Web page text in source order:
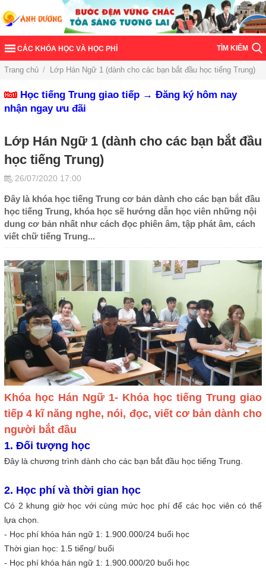
CÁC KHÓA HỌC VÀ HỌC PHÍ TÌM KIẾM
Trang chủ / Lớp Hán Ngữ 1 (dành cho các bạn bắt đầu học tiếng Trung)
Học tiếng Trung giao tiếp → Đăng ký hôm nay
nhận ngay ưu đãi
Lớp Hán Ngữ 1 (dành cho các bạn bắt đầu
học tiếng Trung)
26/07/2020 17:00
Đây là khóa học tiếng Trung cơ bản dành cho các bạn bắt đầu
học tiếng Trung, khóa học sẽ hướng dẫn học viên những nội
dung cơ bản nhất như cách đọc phiên âm, tập phát âm, cách
viết chữ tiếng Trung...
Khóa học Hán Ngữ 1- Khóa học tiếng Trung giao
tiếp 4 kĩ năng nghe, nói, đọc, viết cơ bản dành cho
người bắt đầu
1. Đối tượng học
Đây là chương trình dành cho các bạn bắt đầu học tiếng Trung.
2. Học phí và thời gian học
Có 2 khung giờ học với cùng mức học phí để các học viên có thể
lựa chọn.
- Học phí khóa hán ngữ 1: 1.900.000/24 buổi học
Thời gian học: 1.5 tiếng/ buổi
- Học phí khóa hán ngữ 1: 1.900.000/20 buổi học